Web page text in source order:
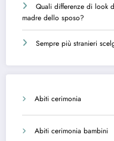
Quali differenze di look
madre dello sposo?
Sempre più stranieri
Abiti cerimonia
Abiti cerimonia bambini